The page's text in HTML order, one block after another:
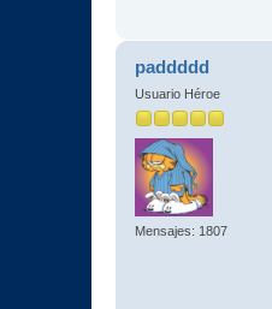
paddddd
Usuario Héroe
Mensajes: 1807